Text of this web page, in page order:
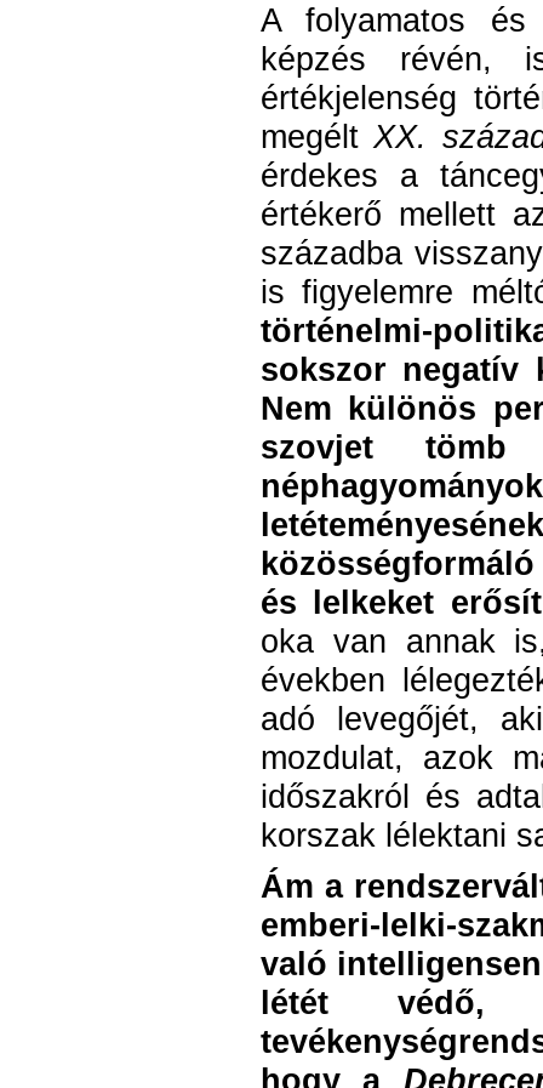
A folyamatos és
képzés révén,
értékjelenség
megéltXX.
érdekes a
értékerő mellett
századba
is figyelemre
történelmi-
sokszor negatív
Nem különös
szovjet
és lelkeket
oka van annak
években
adó levegőjét,
mozdulat, azok
időszakról és
korszak lélektani
Ám a
emberi-lelki-
való
létét védő,
hogy a